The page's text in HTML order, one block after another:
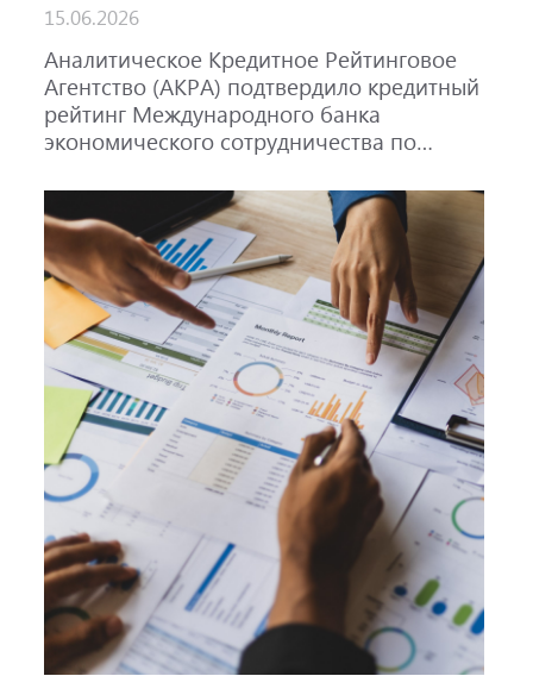
15.06.2026
Аналитическое Кредитное Рейтинговое
Агентство (АКРА) подтвердило кредитный
рейтинг Международного банка
экономического сотрудничества по
прогноз «Стабильный», и по
национальной шкале для Российской
Федерации на уровне AAA(RU), прогноз
«Стабильный». Также подтвержден
рейтинг облигаций МБЭС серий 001Р-02
(RU000A101RJ7), 002Р-03 (RU000A108Q03)
и 002Р-04 (RU000A10CC99) на уровне
AAA(RU).